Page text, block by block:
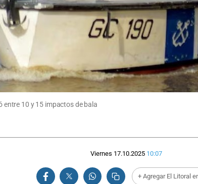
entre 10 y 15 impactos de bala
Viernes 17.10.2025 10:07
+ Agregar El Litoral